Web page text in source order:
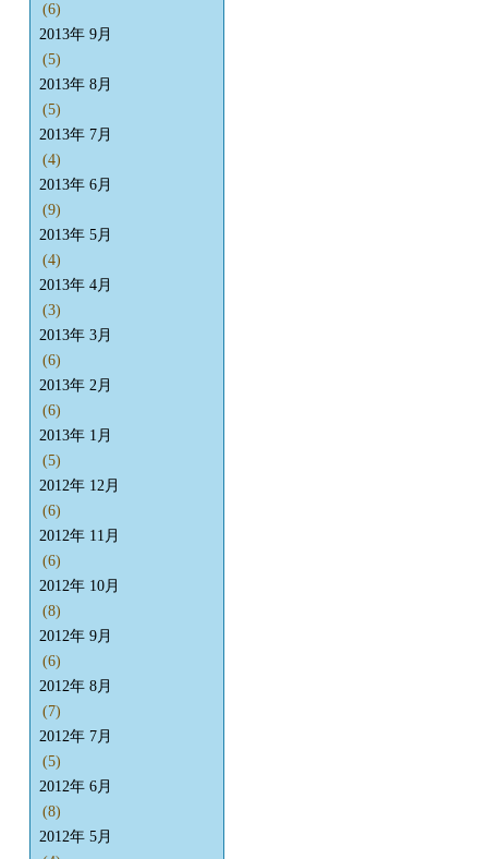
(6)
2013年 9月
(5)
2013年 8月
(5)
2013年 7月
(4)
2013年 6月
(9)
2013年 5月
(4)
2013年 4月
(3)
2013年 3月
(6)
2013年 2月
(6)
2013年 1月
(5)
2012年 12月
(6)
2012年 11月
(6)
2012年 10月
(8)
2012年 9月
(6)
2012年 8月
(7)
2012年 7月
(5)
2012年 6月
(8)
2012年 5月